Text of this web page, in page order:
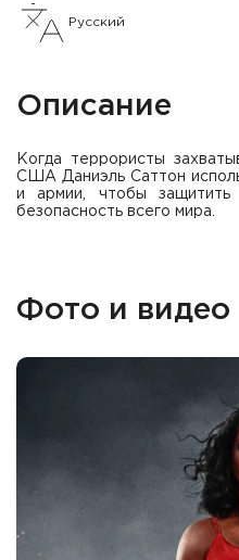
Русский
Описание
Когда террористы
США Даниэль Саттон
и армии, чтобы
безопасность всего мира.
Фото и видео